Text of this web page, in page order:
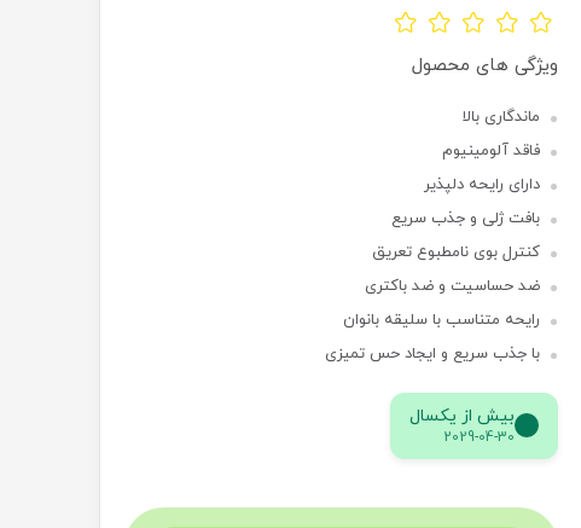
ویژگی های محصول
ماندگاری بالا
فاقد آلومینیوم
دارای رایحه دلپذیر
بافت ژلی و جذب سریع
کنترل بوی نامطبوع تعریق
ضد حساسیت و ضد باکتری
رایحه متناسب با سلیقه بانوان
با جذب سریع و ایجاد حس تمیزی
بیش از یکسال
2029-04-30